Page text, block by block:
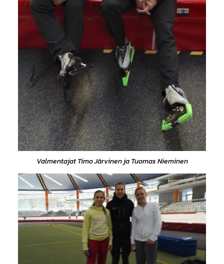
Valmentajat Timo Järvinen ja Tuomas Nieminen